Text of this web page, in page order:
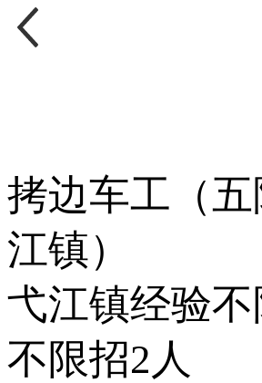
拷边车工（
江镇）
弋江镇经验不
不限招2人